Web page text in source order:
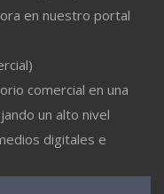
en nuestro portal
comercial en una
un alto nivel
digitales e